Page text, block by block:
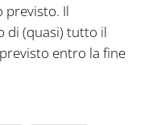
previsto. Il
di (quasi) tutto il
entro la fine